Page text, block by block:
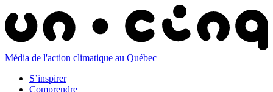
Média de l'action climatique au Québec
S’inspirer
Comprendre